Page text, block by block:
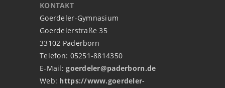
KONTAKT
Goerdeler-Gymnasium
Goerdelerstraße 35
33102 Paderborn
Telefon: 05251-8814350
E-Mail:goerdeler@paderborn.de
Web: https://www.goerdeler-